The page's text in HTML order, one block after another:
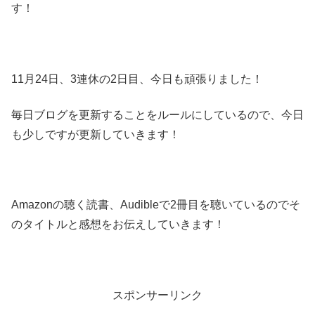
す！
11月24日、3連休の2日目、今日も頑張りました！
毎日ブログを更新することをルールにしているので、今日
も少しですが更新していきます！
Amazonの聴く読書、Audibleで2冊目を聴いているのでそ
のタイトルと感想をお伝えしていきます！
スポンサーリンク